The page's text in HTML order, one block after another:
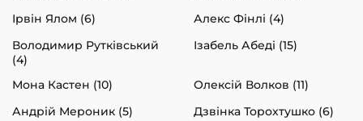
Ірвін Ялом (6)
Алекс Фінлі (4)
Володимир Рутківський
(4)
Ізабель Абеді (15)
Мона Кастен (10)
Олексій Волков (11)
Андрій Мероник (5)
Дзвінка Торохтушко (6)